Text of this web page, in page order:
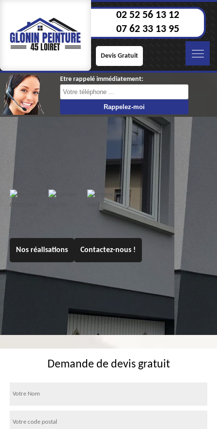
02 52 56 13 12
07 62 33 13 95
Devis Gratuit
Etre rappelé immédiatement:
Nos réalisations Contactez-nous !
Demande de devis gratuit